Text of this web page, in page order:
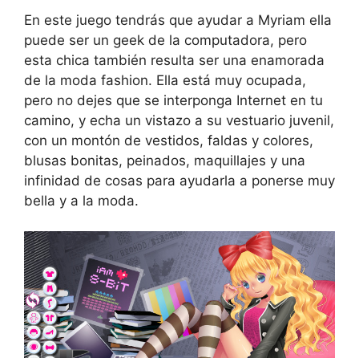
En este juego tendrás que ayudar a Myriam ella
puede ser un geek de la computadora, pero
esta chica también resulta ser una enamorada
de la moda fashion. Ella está muy ocupada,
pero no dejes que se interponga Internet en tu
camino, y echa un vistazo a su vestuario juvenil,
con un montón de vestidos, faldas y colores,
blusas bonitas, peinados, maquillajes y una
infinidad de cosas para ayudarla a ponerse muy
bella y a la moda.